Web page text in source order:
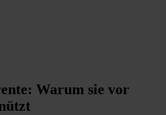
Warum sie vor